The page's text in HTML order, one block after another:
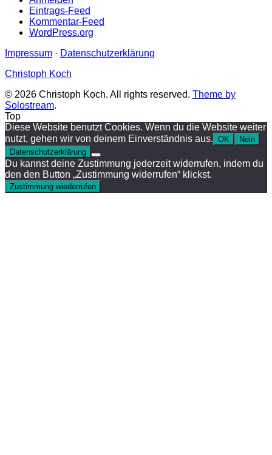
Eintrags-Feed
Kommentar-Feed
WordPress.org
Impressum · Datenschutzerklärung
Christoph Koch
© 2026 Christoph Koch. All rights reserved. Theme by
Solostream.
Top
Diese Website benutzt Cookies. Wenn du die Website weiter
nutzt, gehen wir von deinem Einverständnis aus. OK
Nein
Datenschutzerklärung
Du kannst deine Zustimmung jederzeit widerrufen, indem du
den den Button „Zustimmung widerrufen“ klickst.
Zustimmung wiederrufen